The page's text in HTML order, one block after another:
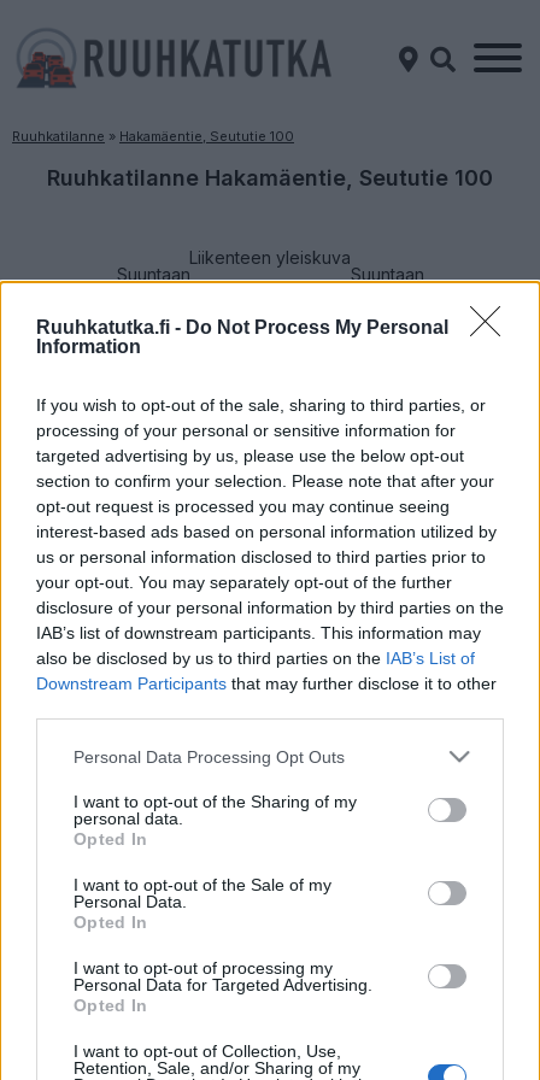
Ruuhkatutka.fi - Do Not Process My Personal
Information
If you wish to opt-out of the sale, sharing to third parties, or
processing of your personal or sensitive information for
targeted advertising by us, please use the below opt-out
section to confirm your selection. Please note that after your
opt-out request is processed you may continue seeing
interest-based ads based on personal information utilized by
us or personal information disclosed to third parties prior to
your opt-out. You may separately opt-out of the further
disclosure of your personal information by third parties on the
IAB’s list of downstream participants. This information may
also be disclosed by us to third parties on the IAB’s List of
Downstream Participants that may further disclose it to other
Please note that this website/app uses one or more Google
not limited to your visit or usage behaviour. You may click to
grant or deny consent to Google and its third-party tags to
use your data for below specified purposes in below Google
consent section.
Personal Data Processing Opt Outs
I want to opt-out of the Sharing of my
personal data.
Opted In
I want to opt-out of the Sale of my
Personal Data.
Opted In
I want to opt-out of processing my
Personal Data for Targeted Advertising.
Opted In
I want to opt-out of Collection, Use,
Retention, Sale, and/or Sharing of my
Ruuhkatilanne » Hakamäentie, Seututie 100
Ruuhkatilanne Hakamäentie, Seututie 100
Liikenteen yleiskuva
Suuntaan
Liikenne jonoutunut
Keskinopeus
58 km/h
(-1 km/h)
Liikennemäärä
1296 kpl/h(+212 kpl/h)
Suuntaan
Liikenne sujuvaa
Keskinopeus
60 km/h
(-1 km/h)
Liikennemäärä
1380 kpl/h(+365 kpl/h)
Yleiskuva on keskimääräinen liikennetilanne tien kaikilta
Tien mittauspisteet
Turku
Jonoutunut
Helsinki, Kivihaan tunneli
Helsinki
Sujuvaa
Tie 100 eli Hakamäentie on Helsingissä sijaitseva
vilkasliikenteinen tie, joka yhdistää Pasilan ja Käpylän alueet. Se
toimii tärkeänä osana pääkaupunkiseudun sisäistä
liikenneverkkoa.
Tällä sivulla näet millä tieosuuksilla Hakamäentie, Seututie 100